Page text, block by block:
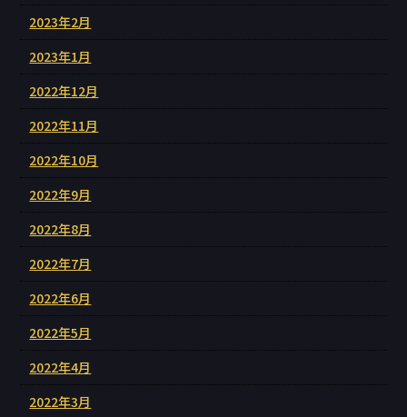
2023年2月
2023年1月
2022年12月
2022年11月
2022年10月
2022年9月
2022年8月
2022年7月
2022年6月
2022年5月
2022年4月
2022年3月